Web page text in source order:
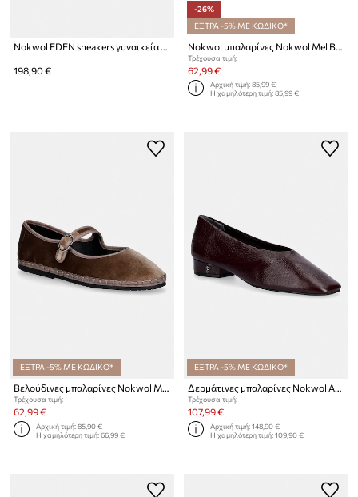
198,90 €
-26%
ΕΞΤΡΑ -5% ΜΕ ΚΩΔΙΚΟ*
Τρέχουσα τιμή:
62,99 €
Αρχική τιμή:85,99 €
Η χαμηλότερη τιμή:85,99 €
ΕΞΤΡΑ -5% ΜΕ ΚΩΔΙΚΟ*
Βελούδινες μπαλαρίνες Nokwol Mel
Τρέχουσα τιμή:
62,99 €
Αρχική τιμή:85,90 €
Η χαμηλότερη τιμή:66,99 €
ΕΞΤΡΑ -5% ΜΕ ΚΩΔΙΚΟ*
Δερμάτινες μπαλαρίνες Nokwol Art
Τρέχουσα τιμή:
107,99 €
Αρχική τιμή:148,90 €
Η χαμηλότερη τιμή:109,90 €